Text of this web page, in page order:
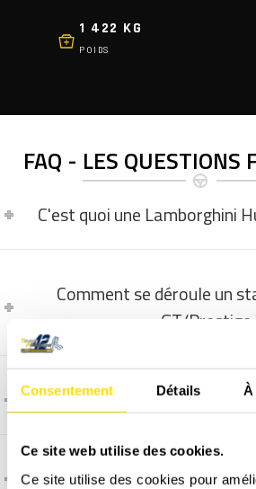
Consentement Détails À
Ce site web utilise des cookies.
Ce site utilise des cookies pour
1 422 KG
POIDS
FAQ - LES QUESTIONS
C'est quoi une Lamborghini
Comment se déroule un
GT/Prestige
La vidéo embarquée,
Comment et quand